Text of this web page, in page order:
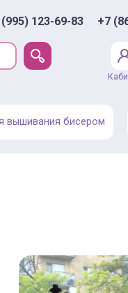
123-69-83 +7
вышивания бисером